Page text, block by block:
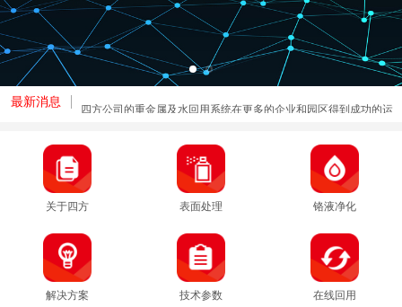
最新消息
四方公司的重金属及水回用系统在更多的企业和园区得到成功的运
关于四方 表面处理 铬液净化
解决方案 技术参数 在线回用